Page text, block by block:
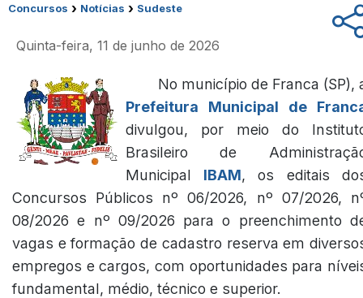
Concursos › Notícias › Sudeste
Quinta-feira, 11 de junho de 2026
No município de Franca (SP),
Prefeitura Municipal de
divulgou, por meio do
Brasileiro de
Municipal IBAM, os editais
Concursos Públicos nº 06/2026, nº 07/2026,
08/2026 e nº 09/2026 para o preenchimento
vagas e formação de cadastro reserva em
empregos e cargos, com oportunidades para
fundamental, médio, técnico e superior.